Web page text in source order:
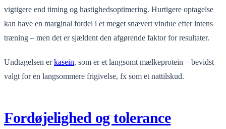
vigtigere end timing og hastighedsoptimering. Hurtigere optagelse
kan have en marginal fordel i et meget snævert vindue efter intens
træning – men det er sjældent den afgørende faktor for resultater.
Undtagelsen erkasein, som er et langsomt mælkeprotein – bevidst
valgt for en langsommere frigivelse, fx som et nattilskud.
Fordøjelighed og tolerance